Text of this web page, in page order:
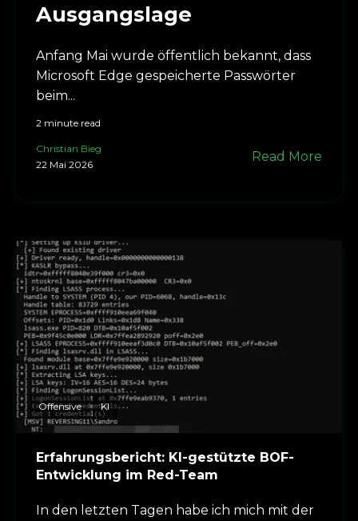
Ausgangslage
Anfang Mai wurde öffentlich bekannt, dass
Microsoft Edge gespeicherte Passwörter
beim...
2 minute read
Christian Bieg
22 Mai 2026
Read More
Offensive KI
Erfahrungsbericht: KI-gestützte BOF-
Entwicklung im Red-Team
In den letzten Tagen habe ich mich mit der